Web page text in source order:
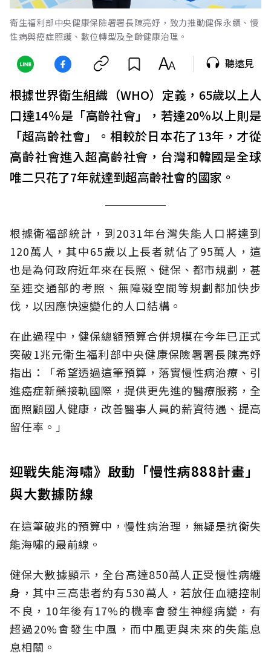
衛生福利部中央健康保險署署長陳亮妤，致力推動健保永續、慢
性病與癌症照護、數位轉型及全齡健康治理。
聽遠見
根據世界衛生組織（WHO）定義，65歲以上人
口達14％是「高齡社會」，若達20％以上則是
「超高齡社會」。相較於日本花了13年，才從
高齡社會進入超高齡社會，台灣和韓國是全球
唯二只花了7年就達到超高齡社會的國家。
根據衛福部統計，到2031年台灣失能人口將達到
120萬人，其中65歲以上長者就佔了95萬人，這
也是為何政府近年來在長照、健保、都市規劃，甚
至連交通部的考照、無障礙空間等規劃都加快步
伐，以因應快速變化的人口結構。
在此過程中，健保總額預算合併規模在今年已正式
突破1兆元衛生福利部中央健康保險署署長陳亮妤
指出：「希望透過這筆預算，落實慢性病治療、引
進癌症新藥接軌國際，提供更先進的醫療服務，全
面照顧國人健康，改善醫事人員的薪資待遇、提高
留任率。」
迎戰失能海嘯》啟動「慢性病888計畫」
與大數據防線
在這筆破兆的預算中，慢性病治理，無疑是抗衡失
能海嘯的最前線。
健保大數據顯示，全台高達850萬人正受慢性病纏
身，其中三高患者約有530萬人，若放任血糖控制
不良，10年後有17%的機率會發生神經病變，有
超過20%會發生中風，而中風更與未來的失能息
息相關。